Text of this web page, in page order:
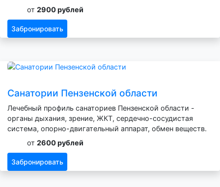
от 2900 рублей
Забронировать
Санатории Пензенской области
Лечебный профиль санаториев Пензенской области -
органы дыхания, зрение, ЖКТ, сердечно-сосудистая
система, опорно-двигательный аппарат, обмен веществ.
от 2600 рублей
Забронировать